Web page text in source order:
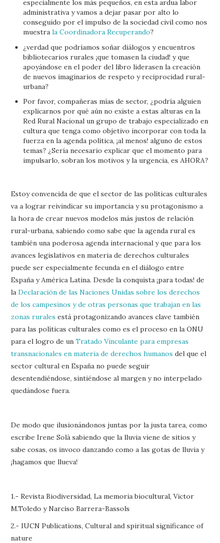
especialmente los más pequeños, en esta ardua labor
administrativa y vamos a dejar pasar por alto lo
conseguido por el impulso de la sociedad civil como nos
muestrala Coordinadora Recuperando?
¿verdad que podríamos soñar diálogos y encuentros
bibliotecarios rurales ¡que tomasen la ciudad! y que
apoyándose en el poder del libro liderasen la creación
de nuevos imaginarios de respeto y reciprocidad rural-
urbana?
Por favor, compañeras mías de sector, ¿podría alguien
explicarnos por qué aún no existe a estas alturas en la
Red Rural Nacional un grupo de trabajo especializado en
cultura que tenga como objetivo incorporar con toda la
fuerza en la agenda política, ¡al menos! alguno de estos
temas? ¿Sería necesario explicar que el momento para
impulsarlo, sobran los motivos y la urgencia, es AHORA?
Estoy convencida de que el sector de las políticas culturales
va a lograr reivindicar su importancia y su protagonismo a
la hora de crear nuevos modelos más justos de relación
rural-urbana, sabiendo como sabe que la agenda rural es
también una poderosa agenda internacional y que para los
avances legislativos en materia de derechos culturales
puede ser especialmente fecunda en el diálogo entre
España y América Latina. Desde la conquista ¡para todas! de
laDeclaración de las Naciones Unidas sobre los derechos
de los campesinos y de otras personas que trabajan en las
zonas rurales está protagonizando avances clave también
para las políticas culturales como es el proceso en la ONU
para el logro de unTratado Vinculante para empresas
transnacionales en materia de derechos humanos del que el
sector cultural en España no puede seguir
desentendiéndose, sintiéndose al margen y no interpelado
quedándose fuera.
De modo que ilusionándonos juntas por la justa tarea, como
escribe Irene Solà sabiendo que la lluvia viene de sitios y
sabe cosas, os invoco danzando como a las gotas de lluvia y
¡hagamos que llueva!
1.- Revista Biodiversidad, La memoria biocultural, Victor
M.Toledo y Narciso Barrera-Bassols
2.- IUCN Publications, Cultural and spiritual significance of
nature